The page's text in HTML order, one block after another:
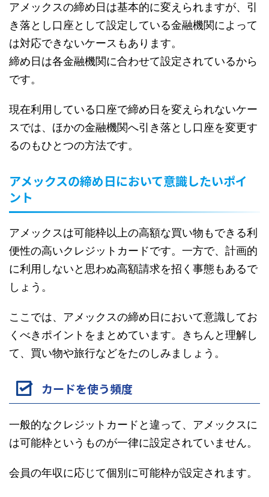
アメックスの締め日は基本的に変えられますが、引
き落とし口座として設定している金融機関によって
は対応できないケースもあります。
締め日は各金融機関に合わせて設定されているから
です。
現在利用している口座で締め日を変えられないケー
スでは、ほかの金融機関へ引き落とし口座を変更す
るのもひとつの方法です。
アメックスの締め日において意識したいポイ
ント
アメックスは可能枠以上の高額な買い物もできる利
便性の高いクレジットカードです。一方で、計画的
に利用しないと思わぬ高額請求を招く事態もあるで
しょう。
ここでは、アメックスの締め日において意識してお
くべきポイントをまとめています。きちんと理解し
て、買い物や旅行などをたのしみましょう。
カードを使う頻度
一般的なクレジットカードと違って、アメックスに
は可能枠というものが一律に設定されていません。
会員の年収に応じて個別に可能枠が設定されます。